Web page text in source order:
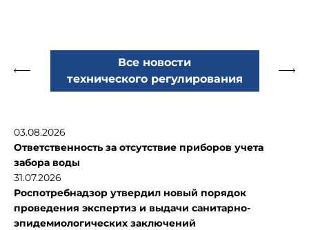
Все новости
технического регулирования
03.08.2026
Ответственность за отсутствие приборов учета
забора воды
31.07.2026
Роспотребнадзор утвердил новый порядок
проведения экспертиз и выдачи санитарно-
эпидемиологических заключений